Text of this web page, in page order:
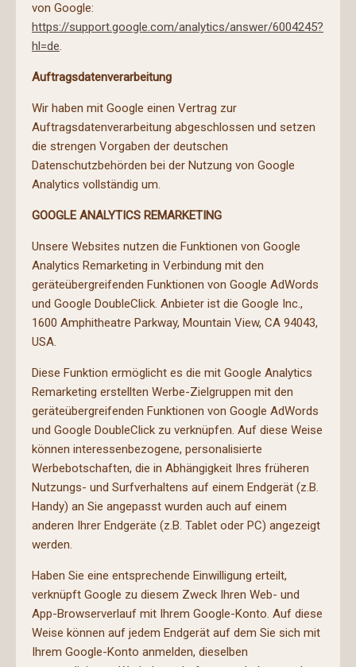
von Google:
https://support.google.com/analytics/answer/6004245?
hl=de.
Auftragsdatenverarbeitung
Wir haben mit Google einen Vertrag zur
Auftragsdatenverarbeitung abgeschlossen und setzen
die strengen Vorgaben der deutschen
Datenschutzbehörden bei der Nutzung von Google
Analytics vollständig um.
GOOGLE ANALYTICS REMARKETING
Unsere Websites nutzen die Funktionen von Google
Analytics Remarketing in Verbindung mit den
geräteübergreifenden Funktionen von Google AdWords
und Google DoubleClick. Anbieter ist die Google Inc.,
1600 Amphitheatre Parkway, Mountain View, CA 94043,
USA.
Diese Funktion ermöglicht es die mit Google Analytics
Remarketing erstellten Werbe-Zielgruppen mit den
geräteübergreifenden Funktionen von Google AdWords
und Google DoubleClick zu verknüpfen. Auf diese Weise
können interessenbezogene, personalisierte
Werbebotschaften, die in Abhängigkeit Ihres früheren
Nutzungs- und Surfverhaltens auf einem Endgerät (z.B.
Handy) an Sie angepasst wurden auch auf einem
anderen Ihrer Endgeräte (z.B. Tablet oder PC) angezeigt
werden.
Haben Sie eine entsprechende Einwilligung erteilt,
verknüpft Google zu diesem Zweck Ihren Web- und
App-Browserverlauf mit Ihrem Google-Konto. Auf diese
Weise können auf jedem Endgerät auf dem Sie sich mit
Ihrem Google-Konto anmelden, dieselben